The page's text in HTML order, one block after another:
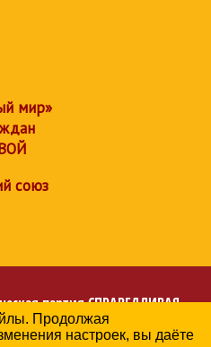
мир»
союз
партияСПРАВЕДЛИВАЯ
в Амурской области
Продолжая
настроек, вы даёте